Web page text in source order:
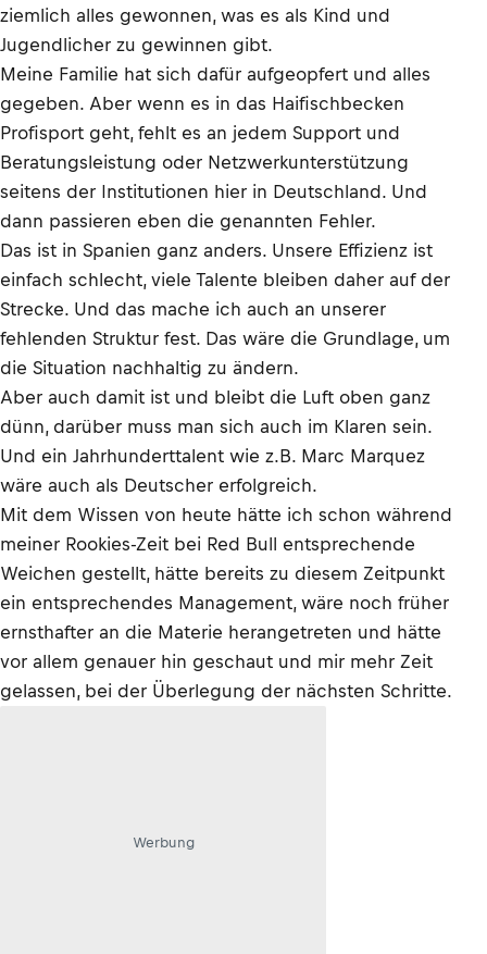
ziemlich alles gewonnen, was es als Kind und
Jugendlicher zu gewinnen gibt.
Meine Familie hat sich dafür aufgeopfert und alles
gegeben. Aber wenn es in das Haifischbecken
Profisport geht, fehlt es an jedem Support und
Beratungsleistung oder Netzwerkunterstützung
seitens der Institutionen hier in Deutschland. Und
dann passieren eben die genannten Fehler.
Das ist in Spanien ganz anders. Unsere Effizienz ist
einfach schlecht, viele Talente bleiben daher auf der
Strecke. Und das mache ich auch an unserer
fehlenden Struktur fest. Das wäre die Grundlage, um
die Situation nachhaltig zu ändern.
Aber auch damit ist und bleibt die Luft oben ganz
dünn, darüber muss man sich auch im Klaren sein.
Und ein Jahrhunderttalent wie z.B. Marc Marquez
wäre auch als Deutscher erfolgreich.
Mit dem Wissen von heute hätte ich schon während
meiner Rookies-Zeit bei Red Bull entsprechende
Weichen gestellt, hätte bereits zu diesem Zeitpunkt
ein entsprechendes Management, wäre noch früher
ernsthafter an die Materie herangetreten und hätte
vor allem genauer hin geschaut und mir mehr Zeit
gelassen, bei der Überlegung der nächsten Schritte.
Werbung